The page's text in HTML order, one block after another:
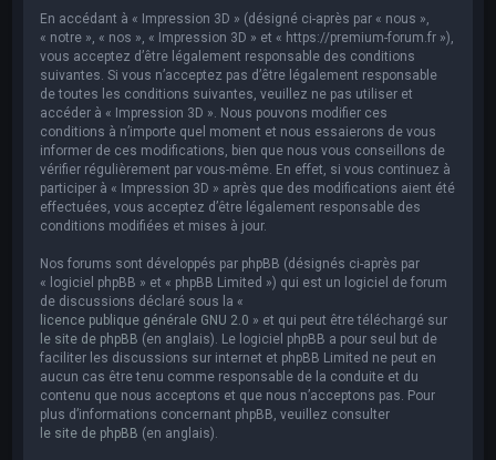
En accédant à « Impression 3D » (désigné ci-après par « nous »,
« notre », « nos », « Impression 3D » et « https://premium-forum.fr »),
vous acceptez d’être légalement responsable des conditions
suivantes. Si vous n’acceptez pas d’être légalement responsable
de toutes les conditions suivantes, veuillez ne pas utiliser et
accéder à « Impression 3D ». Nous pouvons modifier ces
conditions à n’importe quel moment et nous essaierons de vous
informer de ces modifications, bien que nous vous conseillons de
vérifier régulièrement par vous-même. En effet, si vous continuez à
participer à « Impression 3D » après que des modifications aient été
effectuées, vous acceptez d’être légalement responsable des
conditions modifiées et mises à jour.
Nos forums sont développés par phpBB (désignés ci-après par
« logiciel phpBB » et « phpBB Limited ») qui est un logiciel de forum
de discussions déclaré sous la «
licence publique générale GNU 2.0 » et qui peut être téléchargé sur
le site de phpBB (en anglais). Le logiciel phpBB a pour seul but de
faciliter les discussions sur internet et phpBB Limited ne peut en
aucun cas être tenu comme responsable de la conduite et du
contenu que nous acceptons et que nous n’acceptons pas. Pour
plus d’informations concernant phpBB, veuillez consulter
le site de phpBB (en anglais).